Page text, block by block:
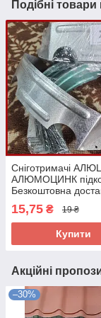
Подібні товари
Сніготримачі
АЛЮМОЦИНК
Безкоштовна
15,75 ₴ 19 ₴
Купити
Акційні
–30%